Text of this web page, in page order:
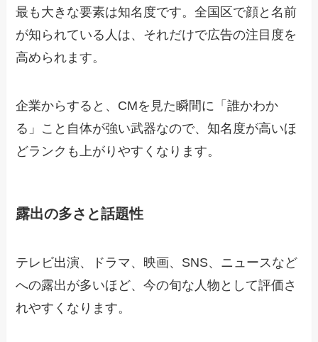
最も大きな要素は知名度です。全国区で顔と名前
が知られている人は、それだけで広告の注目度を
高められます。
企業からすると、CMを見た瞬間に「誰かわか
る」こと自体が強い武器なので、知名度が高いほ
どランクも上がりやすくなります。
露出の多さと話題性
テレビ出演、ドラマ、映画、SNS、ニュースなど
への露出が多いほど、今の旬な人物として評価さ
れやすくなります。